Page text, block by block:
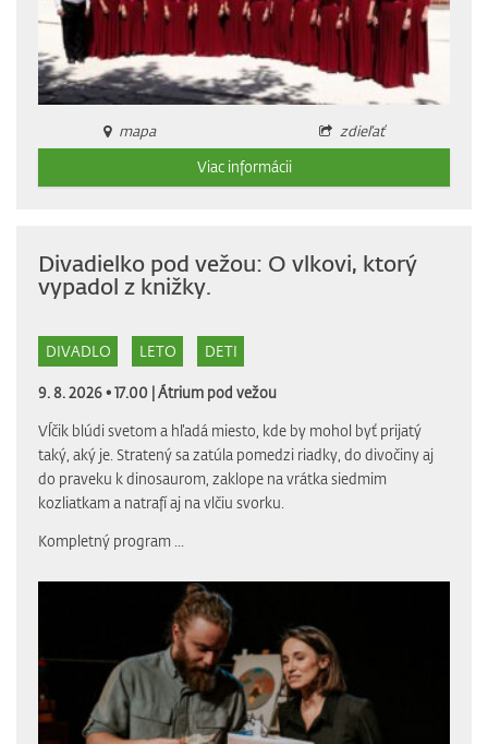
mapa
zdieľať
Viac informácii
Divadielko pod vežou: O vlkovi, ktorý
vypadol z knižky.
DIVADLO LETO DETI
9. 8. 2026 • 17.00 |Átrium pod vežou
Vĺčik blúdi svetom a hľadá miesto, kde by mohol byť prijatý
taký, aký je. Stratený sa zatúla pomedzi riadky, do divočiny aj
do praveku k dinosaurom, zaklope na vrátka siedmim
kozliatkam a natrafí aj na vlčiu svorku.
Kompletný program